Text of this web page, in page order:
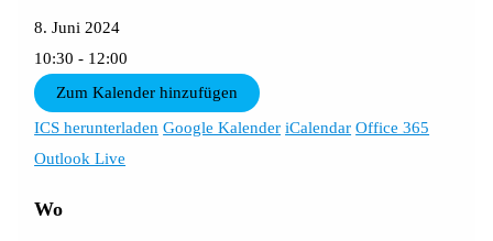
8. Juni 2024
10:30 - 12:00
Zum Kalender hinzufügen
ICS herunterladen Google Kalender iCalendar Office 365
Outlook Live
Wo